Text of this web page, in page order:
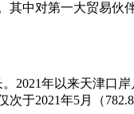
其中对第一大贸易伙
2021年以来天津口
于2021年5月（